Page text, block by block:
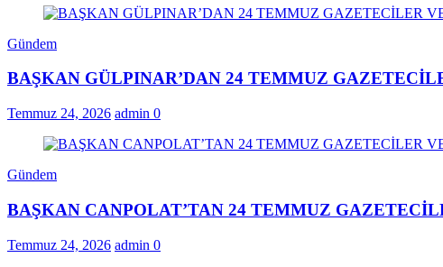
Gündem
BAŞKAN GÜLPINAR’DAN 24 TEMMUZ
Temmuz 24, 2026 admin 0
Gündem
BAŞKAN CANPOLAT’TAN 24 TEMMUZ
Temmuz 24, 2026 admin 0